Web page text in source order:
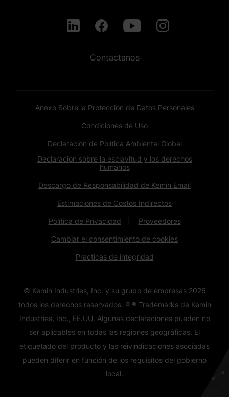
Contactanos
Anexo Sobre la Protección de Datos Personales
Condiciones de Uso
Declaración de Política Ambiental Global
Declaración sobre la esclavitud y los derechos
humanos
Descargo de Responsabilidad de Kemin Email
Estimaciones de Costos Indirectos
Política de Privacidad Proveedores
Cambiar el consentimiento de cookies
Prácticas de integridad
© Kemin Industries, Inc. y su grupo de empresas 2026
todos los derechos reservados. ® ® Trademarks de Kemin
Industries, Inc., EE.UU. Algunas declaraciones pueden no
ser aplicables en todas las regiones geográficas. El
etiquetado del producto y las reivindicaciones asociadas
pueden diferir en función de los requisitos del gobierno
local.